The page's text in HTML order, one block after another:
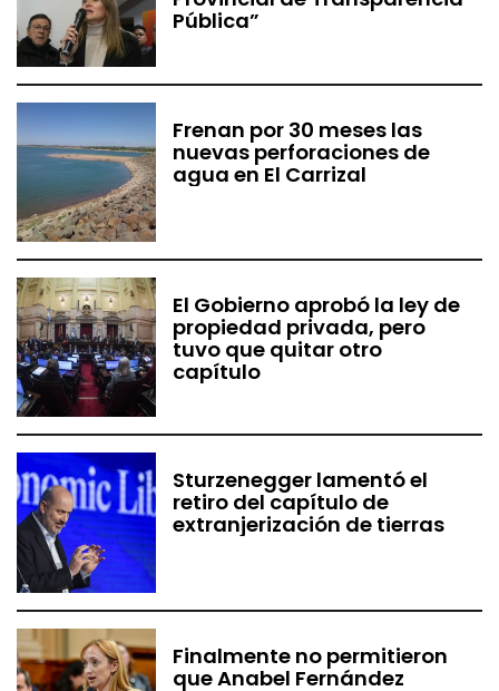
Pública”
Frenan por 30 meses las
nuevas perforaciones de
agua en El Carrizal
El Gobierno aprobó la ley de
propiedad privada, pero
tuvo que quitar otro
capítulo
Sturzenegger lamentó el
retiro del capítulo de
extranjerización de tierras
Finalmente no permitieron
que Anabel Fernández